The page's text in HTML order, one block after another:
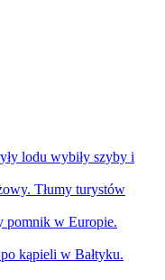
lodu wybiły szyby i
Tłumy turystów
pomnik w Europie.
kąpieli w Bałtyku.